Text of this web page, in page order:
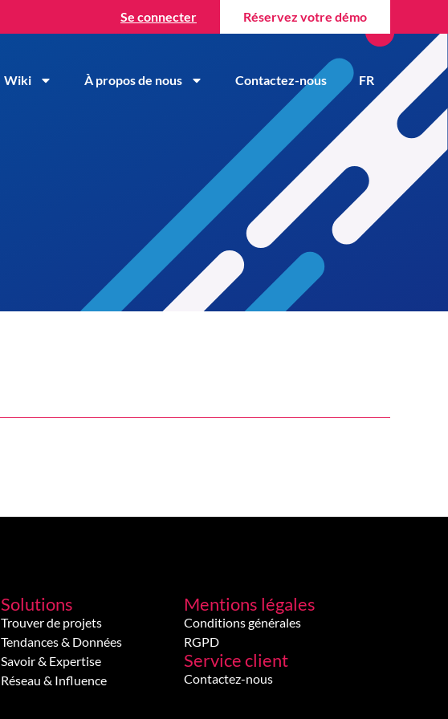
Se connecter Réservez votre démo
Wiki À propos de nous Contactez-nous FR
Solutions
Trouver de projets
Tendances & Données
Savoir & Expertise
Réseau & Influence
Mentions légales
Conditions générales
RGPD
Service client
Contactez-nous